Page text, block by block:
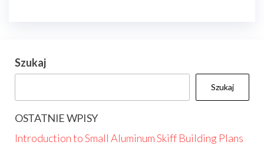
Szukaj
Szukaj
OSTATNIE WPISY
Introduction to Small Aluminum Skiff Building Plans